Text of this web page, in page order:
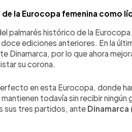
de la Eurocopa femenina como
palmarés histórico de la
ediciones anteriores. En la
Dinamarca, por lo que ahora
su corona.
en esta Eurocopa, donde
todavía sin recibir ningún
sus tres partidos, ante